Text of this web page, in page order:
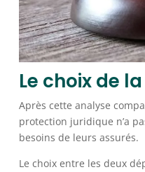
Le choix de
Après cette analyse
protection juridique n’a
besoins de leurs assurés.
Le choix entre les deux